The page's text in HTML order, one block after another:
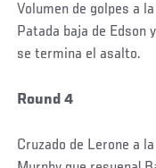
Volumen de golpes a
Patada baja de Edson
se termina el asalto.
Round 4
Cruzado de Lerone a